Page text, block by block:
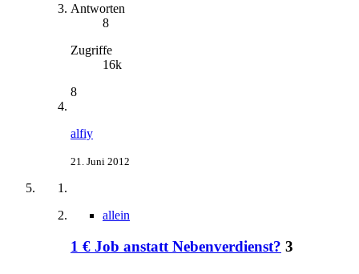
Antworten
8
Zugriffe
16k
8
alfiy
21. Juni 2012
allein
1 € Job anstatt Nebenverdienst? 3